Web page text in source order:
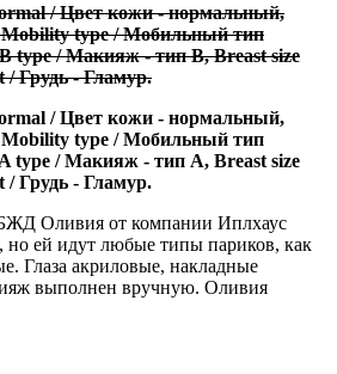
/ Цвет кожи - нормальный,
type / Мобильный тип
type / Макияж - тип B, Breast size
/ Грудь - Гламур.
/ Цвет кожи - нормальный,
type / Мобильный тип
type / Макияж - тип A, Breast size
/ Грудь - Гламур.
Оливия от компании Иплхаус
но ей идут любые типы париков, как
Глаза акриловые, накладные
выполнен вручную. Оливия